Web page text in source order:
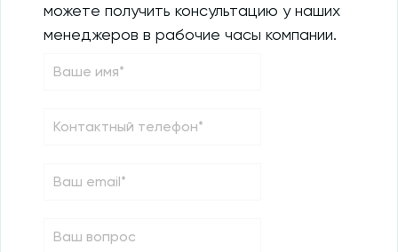
можете получить консультацию у наших
менеджеров в рабочие часы компании.